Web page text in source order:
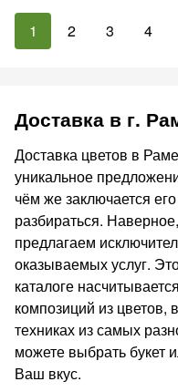
1 2 3 4
Доставка в г.
Доставка цветов в
уникальное
чём же заключается
разбираться.
предлагаем
оказываемых услуг.
каталоге
композиций из
техниках из самых
можете выбрать букет
Ваш вкус.